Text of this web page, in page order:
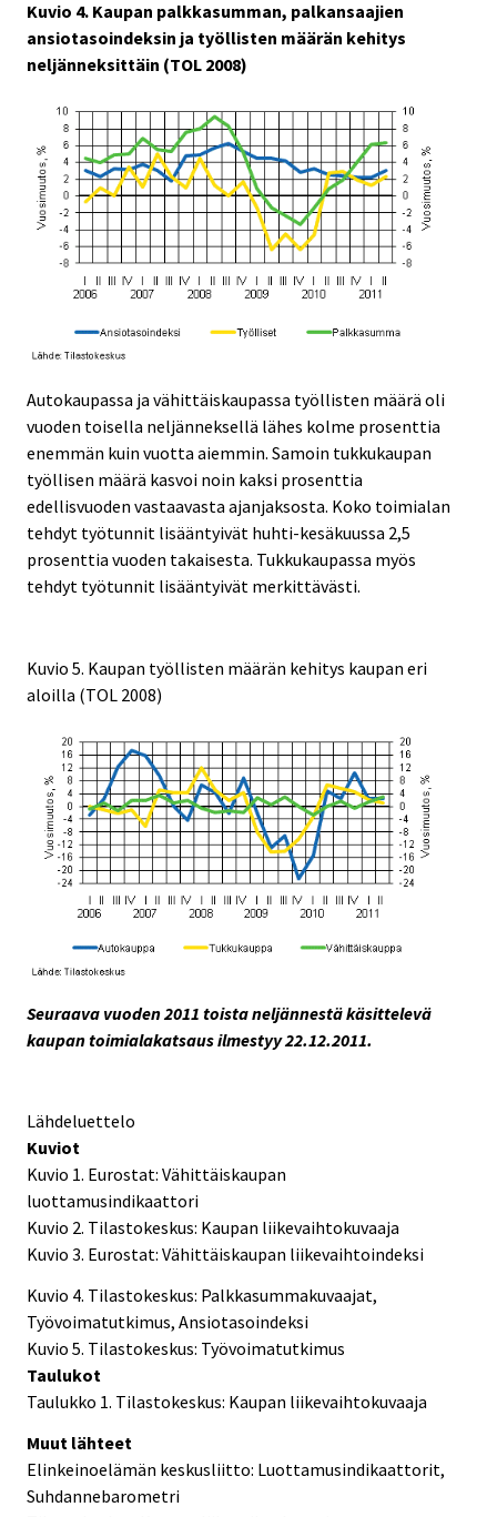
Kuvio 4. Kaupan palkkasumman, palkansaajien
ansiotasoindeksin ja työllisten määrän kehitys
neljänneksittäin (TOL 2008)
Autokaupassa ja vähittäiskaupassa työllisten määrä oli
vuoden toisella neljänneksellä lähes kolme prosenttia
enemmän kuin vuotta aiemmin. Samoin tukkukaupan
työllisen määrä kasvoi noin kaksi prosenttia
edellisvuoden vastaavasta ajanjaksosta. Koko toimialan
tehdyt työtunnit lisääntyivät huhti-kesäkuussa 2,5
prosenttia vuoden takaisesta. Tukkukaupassa myös
tehdyt työtunnit lisääntyivät merkittävästi.
Kuvio 5. Kaupan työllisten määrän kehitys kaupan eri
aloilla (TOL 2008)
Seuraava vuoden 2011 toista neljännestä käsittelevä
kaupan toimialakatsaus ilmestyy 22.12.2011.
Lähdeluettelo
Kuviot
Kuvio 1. Eurostat: Vähittäiskaupan
luottamusindikaattori
Kuvio 2. Tilastokeskus: Kaupan liikevaihtokuvaaja
Kuvio 3. Eurostat: Vähittäiskaupan liikevaihtoindeksi
Kuvio 4. Tilastokeskus: Palkkasummakuvaajat,
Työvoimatutkimus, Ansiotasoindeksi
Kuvio 5. Tilastokeskus: Työvoimatutkimus
Taulukot
Taulukko 1. Tilastokeskus: Kaupan liikevaihtokuvaaja
Muut lähteet
Elinkeinoelämän keskusliitto: Luottamusindikaattorit,
Suhdannebarometri